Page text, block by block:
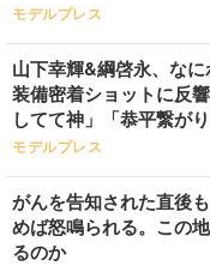
モデルプレス
山下幸輝&綱啓永、な
装備密着ショットに反
してて神」「恭平繋がり
モデルプレス
がんを告知された直後
めば怒鳴られる。この
るのか